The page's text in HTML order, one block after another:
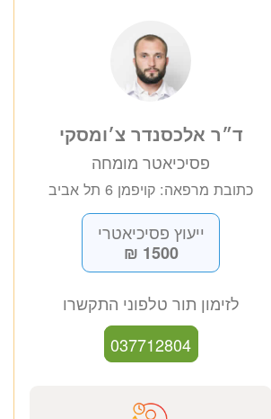
ד״ר אלכסנדר צ׳ומסקי
פסיכיאטר מומחה
כתובת מרפאה: קויפמן 6 תל אביב
1500 ₪